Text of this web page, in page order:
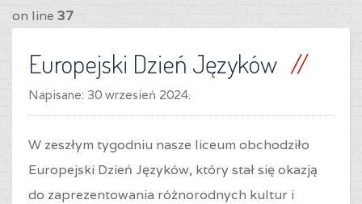
on line 37
Europejski Dzień Języków
Napisane: 30 wrzesień 2024.
W zeszłym tygodniu nasze liceum obchodziło
Europejski Dzień Języków, który stał się okazją
do zaprezentowania różnorodnych kultur i